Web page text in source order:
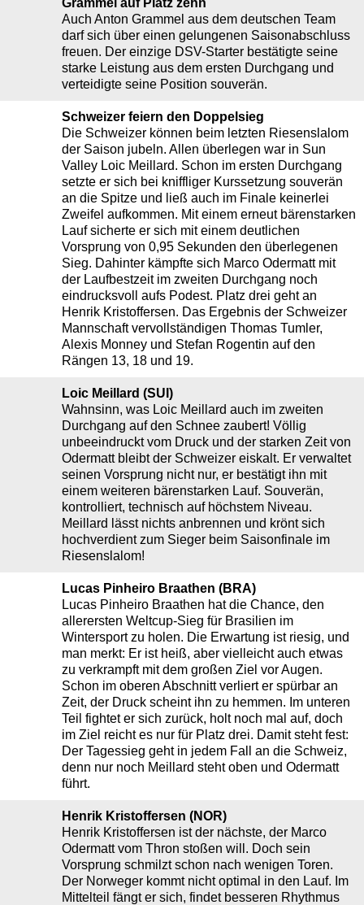
Grammel auf Platz zehn
Auch Anton Grammel aus dem deutschen Team
darf sich über einen gelungenen Saisonabschluss
freuen. Der einzige DSV-Starter bestätigte seine
starke Leistung aus dem ersten Durchgang und
verteidigte seine Position souverän.
Schweizer feiern den Doppelsieg
Die Schweizer können beim letzten Riesenslalom
der Saison jubeln. Allen überlegen war in Sun
Valley Loic Meillard. Schon im ersten Durchgang
setzte er sich bei kniffliger Kurssetzung souverän
an die Spitze und ließ auch im Finale keinerlei
Zweifel aufkommen. Mit einem erneut bärenstarken
Lauf sicherte er sich mit einem deutlichen
Vorsprung von 0,95 Sekunden den überlegenen
Sieg. Dahinter kämpfte sich Marco Odermatt mit
der Laufbestzeit im zweiten Durchgang noch
eindrucksvoll aufs Podest. Platz drei geht an
Henrik Kristoffersen. Das Ergebnis der Schweizer
Mannschaft vervollständigen Thomas Tumler,
Alexis Monney und Stefan Rogentin auf den
Rängen 13, 18 und 19.
Loic Meillard (SUI)
Wahnsinn, was Loic Meillard auch im zweiten
Durchgang auf den Schnee zaubert! Völlig
unbeeindruckt vom Druck und der starken Zeit von
Odermatt bleibt der Schweizer eiskalt. Er verwaltet
seinen Vorsprung nicht nur, er bestätigt ihn mit
einem weiteren bärenstarken Lauf. Souverän,
kontrolliert, technisch auf höchstem Niveau.
Meillard lässt nichts anbrennen und krönt sich
hochverdient zum Sieger beim Saisonfinale im
Riesenslalom!
Lucas Pinheiro Braathen (BRA)
Lucas Pinheiro Braathen hat die Chance, den
allerersten Weltcup-Sieg für Brasilien im
Wintersport zu holen. Die Erwartung ist riesig, und
man merkt: Er ist heiß, aber vielleicht auch etwas
zu verkrampft mit dem großen Ziel vor Augen.
Schon im oberen Abschnitt verliert er spürbar an
Zeit, der Druck scheint ihn zu hemmen. Im unteren
Teil fightet er sich zurück, holt noch mal auf, doch
im Ziel reicht es nur für Platz drei. Damit steht fest:
Der Tagessieg geht in jedem Fall an die Schweiz,
denn nur noch Meillard steht oben und Odermatt
führt.
Henrik Kristoffersen (NOR)
Henrik Kristoffersen ist der nächste, der Marco
Odermatt vom Thron stoßen will. Doch sein
Vorsprung schmilzt schon nach wenigen Toren.
Der Norweger kommt nicht optimal in den Lauf. Im
Mittelteil fängt er sich, findet besseren Rhythmus